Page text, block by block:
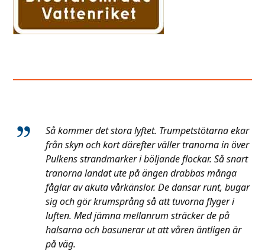
Så kommer det stora lyftet. Trumpetstötarna ekar
från skyn och kort därefter väller tranorna in över
Pulkens strandmarker i böljande flockar. Så snart
tranorna landat ute på ängen drabbas många
fåglar av akuta vårkänslor. De dansar runt, bugar
sig och gör krumsprång så att tuvorna flyger i
luften. Med jämna mellanrum sträcker de på
halsarna och basunerar ut att våren äntligen är
på väg.